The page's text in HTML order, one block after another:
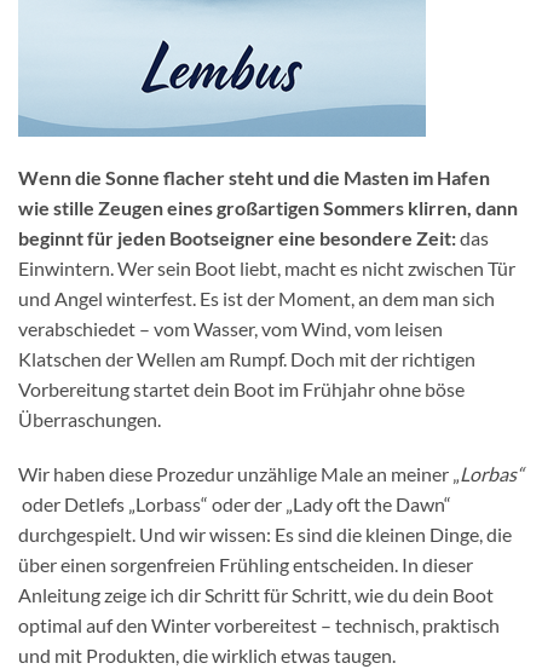
Wenn die Sonne flacher steht und die Masten im Hafen
wie stille Zeugen eines großartigen Sommers klirren, dann
beginnt für jeden Bootseigner eine besondere Zeit:das
Einwintern. Wer sein Boot liebt, macht es nicht zwischen Tür
und Angel winterfest. Es ist der Moment, an dem man sich
verabschiedet – vom Wasser, vom Wind, vom leisen
Klatschen der Wellen am Rumpf. Doch mit der richtigen
Vorbereitung startet dein Boot im Frühjahr ohne böse
Überraschungen.
Wir haben diese Prozedur unzählige Male an meiner „Lorbas“
oder Detlefs „Lorbass“ oder der „Lady oft the Dawn“
durchgespielt. Und wir wissen: Es sind die kleinen Dinge, die
über einen sorgenfreien Frühling entscheiden. In dieser
Anleitung zeige ich dir Schritt für Schritt, wie du dein Boot
optimal auf den Winter vorbereitest – technisch, praktisch
und mit Produkten, die wirklich etwas taugen.